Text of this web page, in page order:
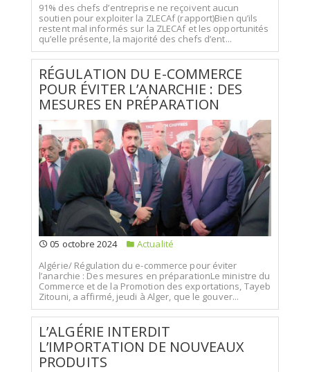
91% des chefs d’entreprise ne reçoivent aucun
soutien pour exploiter la ZLECAf (rapport)Bien qu’ils
restent mal informés sur la ZLECAf et les opportunités
qu’elle présente, la majorité des chefs d’ent...
RÉGULATION DU E-COMMERCE
POUR ÉVITER L’ANARCHIE : DES
MESURES EN PRÉPARATION
05 octobre 2024
Actualité
Algérie/ Régulation du e-commerce pour éviter
l’anarchie : Des mesures en préparationLe ministre du
Commerce et de la Promotion des exportations, Tayeb
Zitouni, a affirmé, jeudi à Alger, que le gouver...
L’ALGÉRIE INTERDIT
L’IMPORTATION DE NOUVEAUX
PRODUITS